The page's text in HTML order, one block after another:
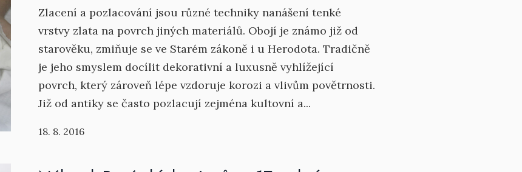
Zlacení a pozlacování jsou různé techniky nanášení tenké
vrstvy zlata na povrch jiných materiálů. Obojí je známo již od
starověku, zmiňuje se ve Starém zákoně i u Herodota. Tradičně
je jeho smyslem docílit dekorativní a luxusně vyhlížející
povrch, který zároveň lépe vzdoruje korozi a vlivům povětrnosti.
Již od antiky se často pozlacují zejména kultovní a...
18. 8. 2016